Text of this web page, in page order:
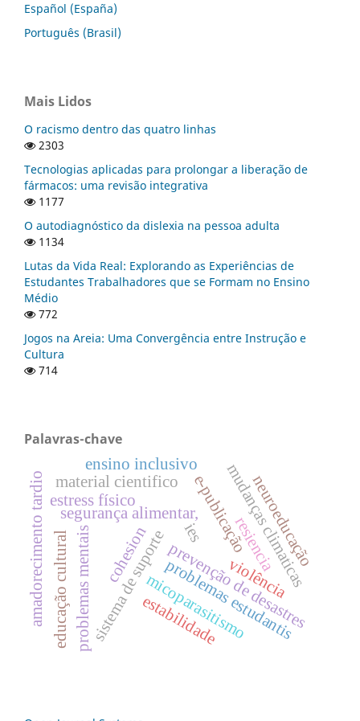
Español (España)
Português (Brasil)
Mais Lidos
O racismo dentro das quatro linhas
2303
Tecnologias aplicadas para prolongar a liberação de
fármacos: uma revisão integrativa
1177
O autodiagnóstico da dislexia na pessoa adulta
1134
Lutas da Vida Real: Explorando as Experiências de
Estudantes Trabalhadores que se Formam no Ensino
Médio
772
Jogos na Areia: Uma Convergência entre Instrução e
Cultura
714
Palavras-chave
problemas mentaissistema de suporte
segurança alimentar,
resiencia
prevenção de desastres
mudanças climaticas
estress físico
amadorecimento tardio problemas estudantis
violência
e-publicação
ies
cohesion
micoparasitismo
material cientifico
estabilidade
neuroeducação
educação cultural
ensino inclusivo